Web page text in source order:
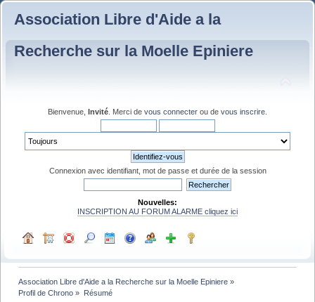
Association Libre d'Aide a la
Recherche sur la Moelle Epiniere
Bienvenue, Invité . Merci de vous connecter ou de vous inscrire
Connexion avec identifiant, mot de passe et durée de la session
Nouvelles:
INSCRIPTION AU FORUM ALARME cliquez ici
Association Libre d'Aide a la Recherche sur la Moelle Epiniere »
Profil de Chrono » Résumé